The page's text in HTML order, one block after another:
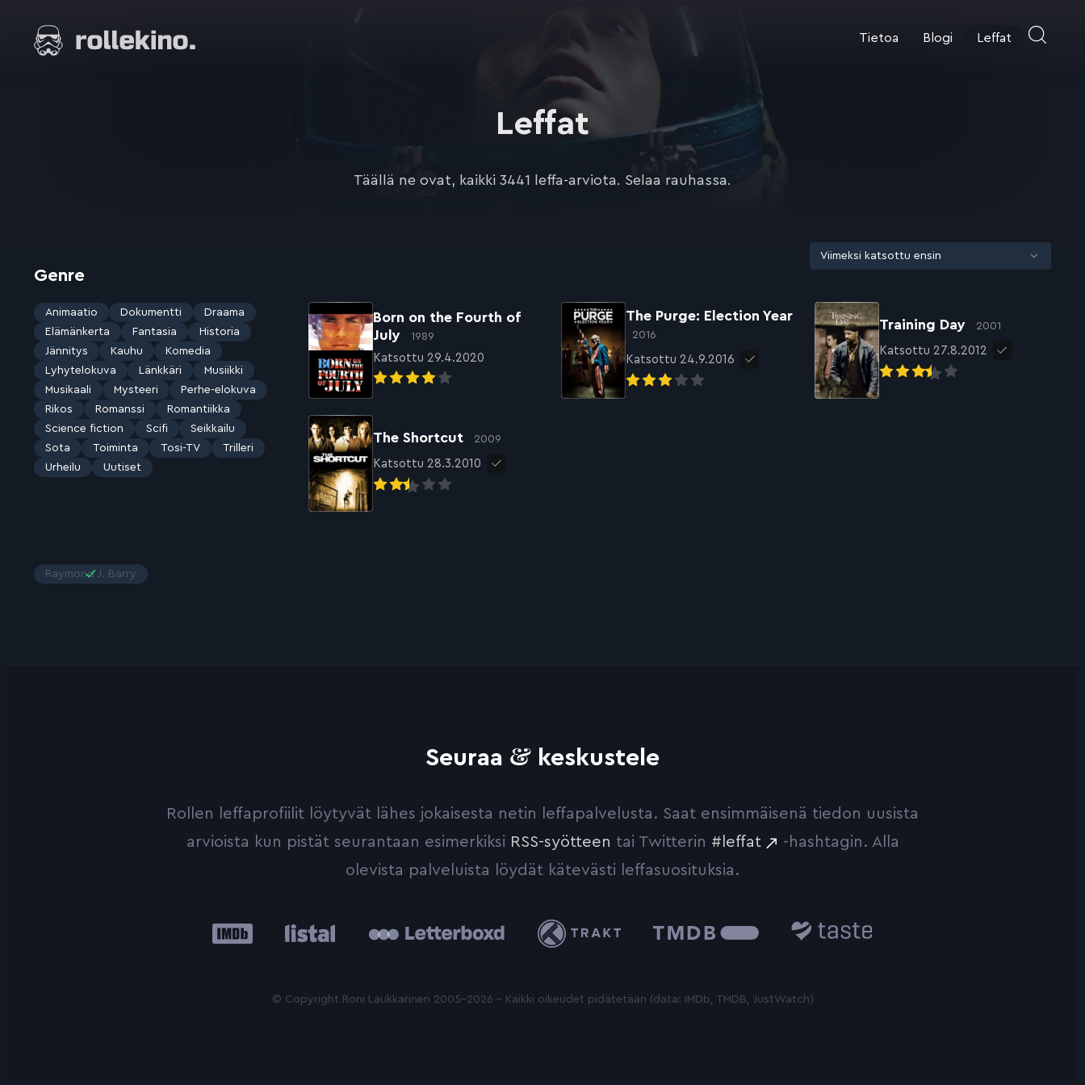
suoraan
sisältöön
Elokuvat ja elokuva-arviot | Rollekino.fi
Tietoa Blogi Leffat
Leffat
Täällä ne ovat, kaikki 3441 leffa-arviota. Selaa rauhassa.
Genre
Animaatio Dokumentti
Draama
Elämänkerta
Fantasia
Historia
Jännitys
Kauhu
Komedia
Lyhytelokuva
Länkkäri
Musiikki
Musikaali
Mysteeri
Perhe-elokuva
Rikos
Romanssi
Romantiikka
Science fiction
Scifi
Seikkailu
Sota
Toiminta Tosi-TV
Trilleri
Urheilu
Uutiset
Raymond J. Barry
Born on the Fourth of
July
1989
Katsottu 29.4.2020
The Purge: Election Year
2016
Katsottu 24.9.2016
Training Day 2001
Katsottu 27.8.2012
The Shortcut 2009
Katsottu 28.3.2010
Seuraa & keskustele
Rollen leffaprofiilit löytyvät lähes jokaisesta netin leffapalvelusta. Saat ensimmäisenä tiedon uusista
arvioista kun pistät seurantaan esimerkiksi RSS-syötteen tai Twitterin #leffat
-hashtagin. Alla
olevista palveluista löydät kätevästi leffasuosituksia.
IMDb Trakt
Database
© Copyright Roni Laukkarinen 2005-2026 - Kaikki oikeudet pidätetään (data: IMDb, TMDB, JustWatch)